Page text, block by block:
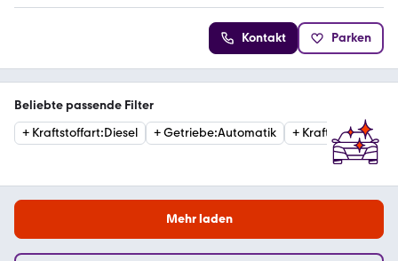
Kontakt Parken
Beliebte passende Filter
+ Kraftstoffart:Diesel +Getriebe:Automatik + Kraftstoffart:
Mehr laden